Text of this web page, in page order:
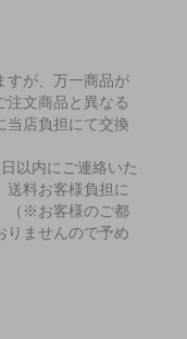
すが、万一商品が
注文商品と異なる
当店負担にて交換
以内にご連絡いた
送料お客様負担に
（※お客様のご都
りませんので予め